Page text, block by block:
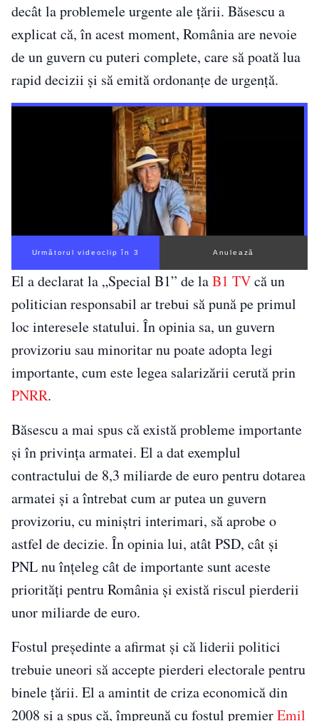
decât la problemele urgente ale țării. Băsescu a
explicat că, în acest moment, România are nevoie
de un guvern cu puteri complete, care să poată lua
rapid decizii și să emită ordonanțe de urgență.
Următorul videoclip în 2 Anulează
El a declarat la „Special B1” de laB1 TVcă un
politician responsabil ar trebui să pună pe primul
loc interesele statului. În opinia sa, un guvern
provizoriu sau minoritar nu poate adopta legi
importante, cum este legea salarizării cerută prin
PNRR.
Băsescu a mai spus că există probleme importante
și în privința armatei. El a dat exemplul
contractului de 8,3 miliarde de euro pentru dotarea
armatei și a întrebat cum ar putea un guvern
provizoriu, cu miniștri interimari, să aprobe o
astfel de decizie. În opinia lui, atât PSD, cât și
PNL nu înțeleg cât de importante sunt aceste
priorități pentru România și există riscul pierderii
unor miliarde de euro.
Fostul președinte a afirmat și că liderii politici
trebuie uneori să accepte pierderi electorale pentru
binele țării. El a amintit de criza economică din
2008 și a spus că, împreună cu fostul premierEmil